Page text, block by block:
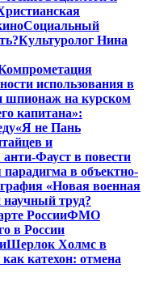
Социальный
Культуролог Нина
использования в
шпионаж на курском
капитана»:
«Я не Пань
и
анти-Фауст в повести
парадигма в объектно-
«Новая военная
научный труд?
РоссииФМО
в России
Шерлок Холмс в
катехон: отмена